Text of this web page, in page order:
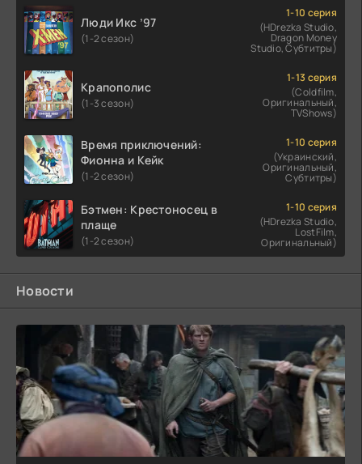
Люди Икс ’97
(1-2 сезон)
1-10 серия
(HDrezka Studio,
Dragon Money
Studio, Субтитры)
Крапополис
(1-3 сезон)
1-13 серия
(Coldfilm,
Оригинальный,
TVShows)
Время приключений:
Фионна и Кейк
(1-2 сезон)
1-10 серия
(Украинский,
Оригинальный,
Субтитры)
Бэтмен: Крестоносец в
плаще
(1-2 сезон)
1-10 серия
(HDrezka Studio,
LostFilm,
Оригинальный)
Новости